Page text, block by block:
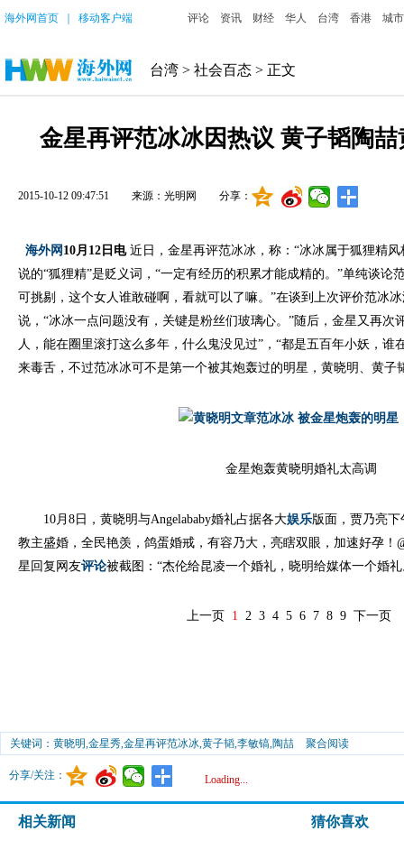
海外网首页 移动客户端 评论 资讯 财经 华人 台湾 香港 城市
台湾 > 社会百态 > 正文
金星再评范冰冰因热议 黄子韬陶
2015-10-12 09:47:51 来源：光明网 分享：
海外网 10月12日电 近日，金星再评范冰冰，称：“冰冰属于狐狸精
说的“狐狸精”是贬义词，“一定有经历的积累才能成精的。”单纯谈论
可挑剔，这个女人谁敢碰啊，看就可以了嘛。”在谈到上次评价范冰
说，“冰冰一点问题没有，关键是粉丝们玻璃心。”随后，金星又再次
人，能在圈里滚打这么多年，什么鬼没见过”，“都是五百年小妖，谁
来毒舌，不过范冰冰可不是第一个被其炮轰过的明星，黄晓明、黄子
金星炮轰黄晓明婚礼太高调
10月8日，黄晓明与Angelababy婚礼占据各大娱乐版面，贾乃亮
教主盛婚，全民艳羡，鸽蛋婚戒，有容乃大，亮瞎双眼，加速好孕！
星回复网友评论被截图：“杰伦给昆凌一个婚礼，晓明给媒体一个婚
上一页 1 2 3 4 5 6 7 8 9 下一页
关键词：黄晓明,金星秀,金星再评范冰冰,黄子韬,李敏镐,陶喆 聚合阅读
分享/关注： Loading...
相关新闻 猜你喜欢